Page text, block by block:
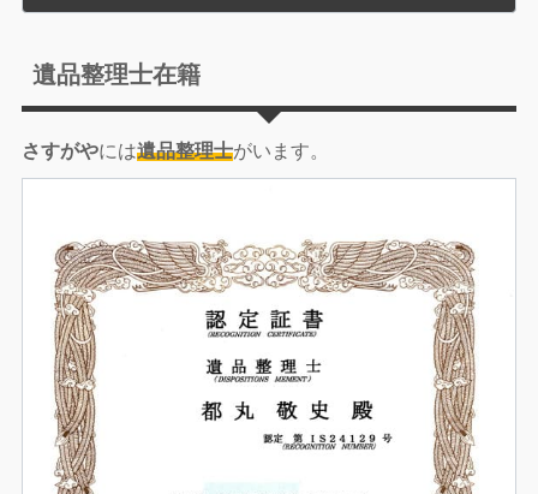
遺品整理士在籍
さすがやには遺品整理士がいます。